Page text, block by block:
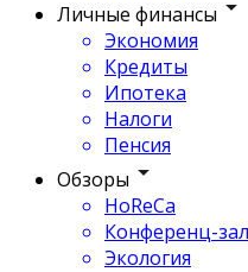
Личные финансы
Экономия
Кредиты
Ипотека
Налоги
Пенсия
Обзоры
HoReCa
Конференц-
Экология